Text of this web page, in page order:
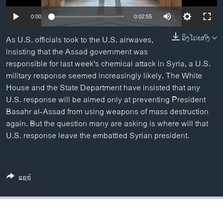
ຊຸມຊົນຊາວລາວ
ວິທະຍາສາດ-ເທັກໂນໂລຈີ
ທຸລະກິດ
ພາສາອັງກິດ
ວີດີໂອ
ສຽງ
ລາຍການກະຈາຍສຽງ
ລາຍງານ
ຕິດຕາມພວກເຮົາ ທີ່
ພາສາຕ່າງໆ
0:00 0:02:55
ລິງໂດຍກົງ
As U.S. officials took to the U.S. airwaves,
insisting that the Assad government was
responsible for last week's chemical attack in Syria, a U.S.
military response seemed increasingly likely. The White
House and the State Department have insisted that any
U.S. response will be aimed only at preventing President
Basahr al-Assad from using weapons of mass destruction
again. But the question many are asking is where will that
U.S. response leave the embattled Syrian president.
ແຊຣ໌